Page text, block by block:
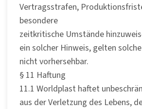
Vertragsstrafen,
besondere
zeitkritische Umstände
ein solcher Hinweis, gelten
nicht vorhersehbar.
§ 11 Haftung
11.1 Worldplast haftet
aus der Verletzung des Lebens,